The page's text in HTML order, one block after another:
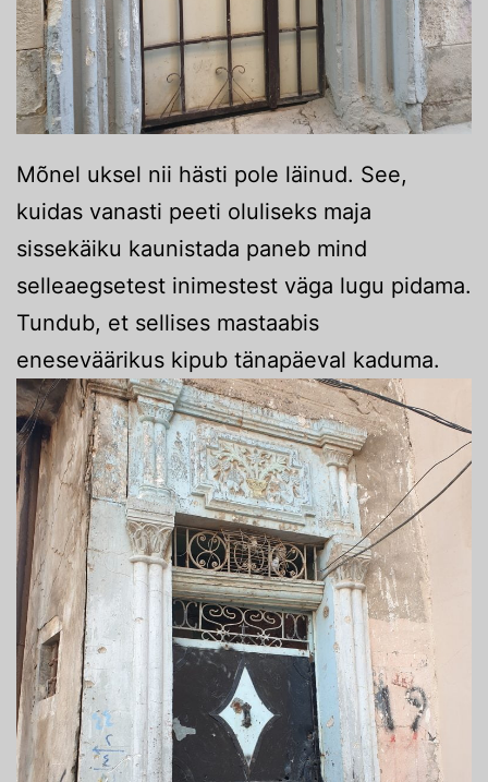
Mõnel uksel nii hästi pole läinud. See,
kuidas vanasti peeti oluliseks maja
sissekäiku kaunistada paneb mind
selleaegsetest inimestest väga lugu pidama.
Tundub, et sellises mastaabis
eneseväärikus kipub tänapäeval kaduma.